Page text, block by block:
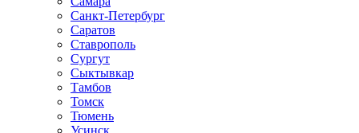
Санкт-Петербург
Саратов
Ставрополь
Сургут
Сыктывкар
Тамбов
Томск
Тюмень
Усинск